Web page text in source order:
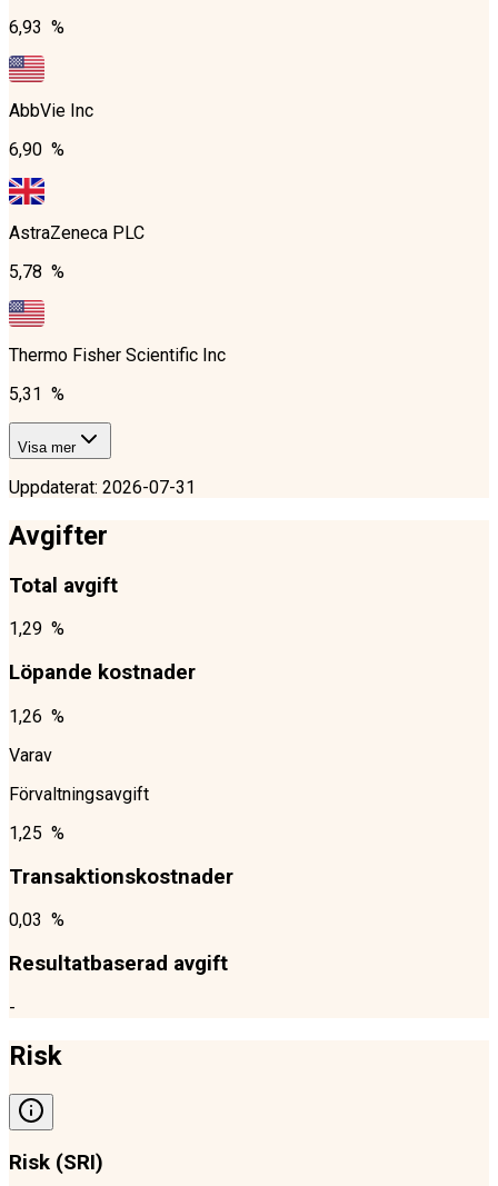
6,93 %
AbbVie Inc
6,90 %
AstraZeneca PLC
5,78 %
Thermo Fisher Scientific Inc
5,31 %
Visa mer
Uppdaterat: 2026-07-31
Avgifter
Total avgift
1,29 %
Löpande kostnader
1,26 %
Varav
Förvaltningsavgift
1,25 %
Transaktionskostnader
0,03 %
Resultatbaserad avgift
-
Risk
Risk (SRI)